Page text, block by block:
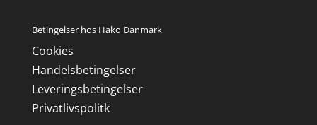
Betingelser hos Hako Danmark
Cookies
Handelsbetingelser
Leveringsbetingelser
Privatlivspolitk